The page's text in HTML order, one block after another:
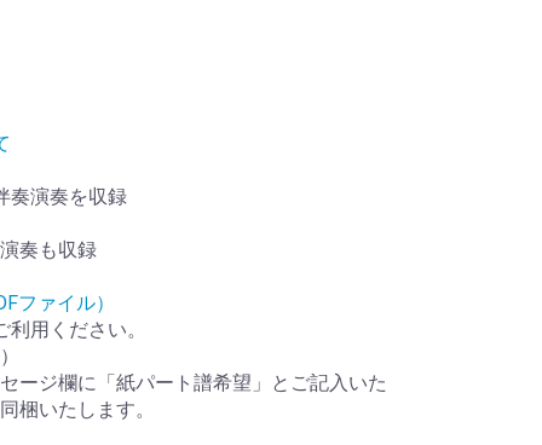
奏演奏を収録
奏も収録
ファイル）
用ください。
ージ欄に「紙パート譜希望」とご記入いた
梱いたします。